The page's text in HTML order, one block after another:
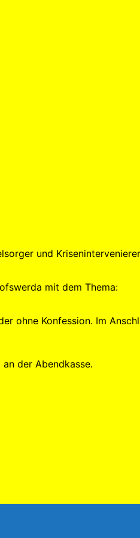
und
mit dem Thema:
ohne Konfession. Im
der Abendkasse.